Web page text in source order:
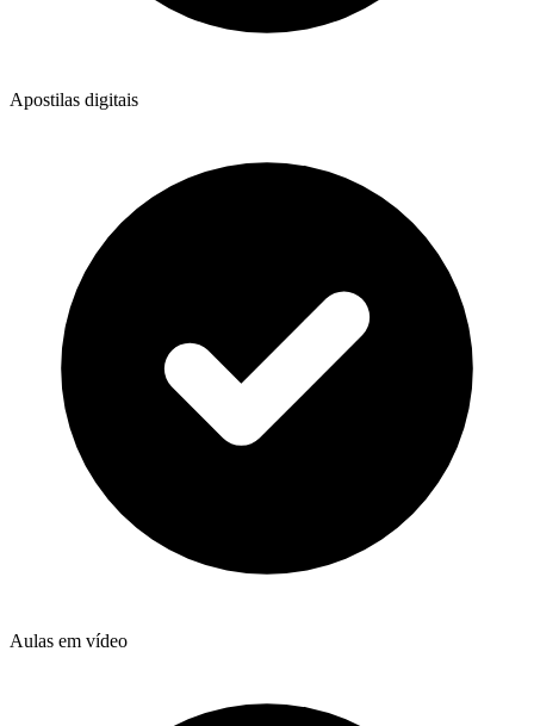
Apostilas digitais
Aulas em vídeo